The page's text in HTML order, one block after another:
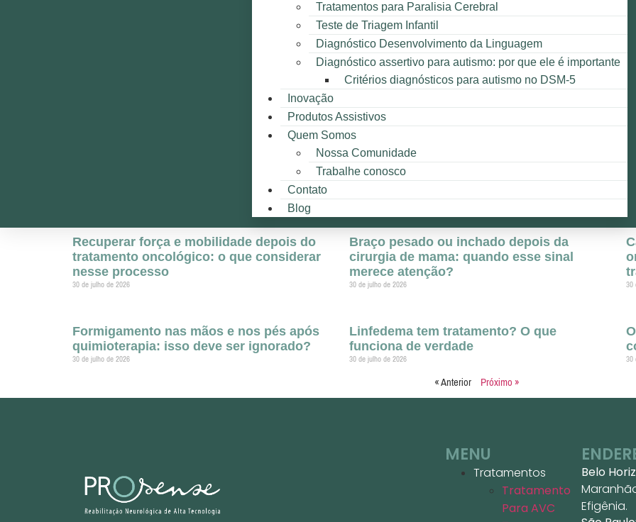
Tratamentos para Paralisia Cerebral
Teste de Triagem Infantil
Diagnóstico Desenvolvimento da Linguagem
Diagnóstico assertivo para autismo: por que ele é importante
Critérios diagnósticos para autismo no DSM-5
Inovação
Produtos Assistivos
Quem Somos
Nossa Comunidade
Trabalhe conosco
Contato
Blog
Recuperar força e mobilidade depois do
tratamento oncológico: o que considerar
nesse processo
30 de julho de 2026
Braço pesado ou inchado depois da
cirurgia de mama: quando esse sinal
merece atenção?
30 de julho de 2026
30
Formigamento nas mãos e nos pés após
quimioterapia: isso deve ser ignorado?
30 de julho de 2026
Linfedema tem tratamento? O que
funciona de verdade
30 de julho de 2026
30
« Anterior Próximo »
MENU
Tratamentos
Tratamento
Para AVC
Belo
Efigênia.